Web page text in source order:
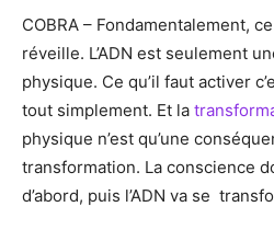
COBRA – Fondamentalement, ce
réveille. L’ADN est seulement
physique. Ce qu’il faut activer
tout simplement. Et la
physique n’est qu’une
transformation. La conscience
d’abord, puis l’ADN va se